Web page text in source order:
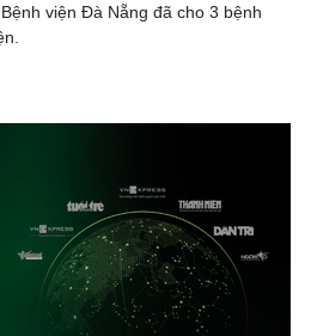
Ô tô - Xe máy
Ô tô
viện Đà Nẵng đã cho 3 bệnh